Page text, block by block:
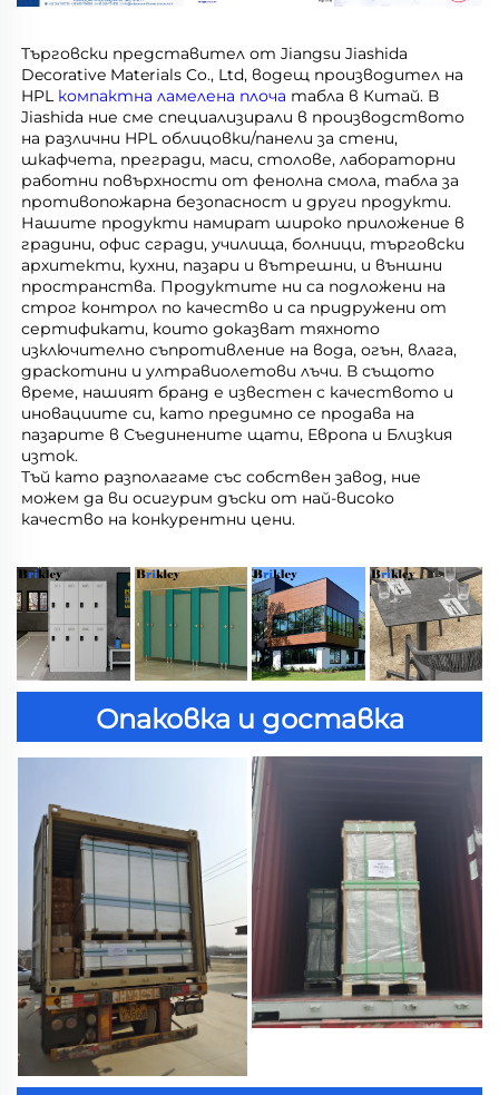
Търговски представител от Jiangsu Jiashida
Decorative Materials Co., Ltd, водещ производител на
HPL компактна ламелена плоча табла в Китай. В
Jiashida ние сме специализирали в производството
на различни HPL облицовки/панели за стени,
шкафчета, прегради, маси, столове, лабораторни
работни повърхности от фенолна смола, табла за
противопожарна безопасност и други продукти.
Нашите продукти намират широко приложение в
градини, офис сгради, училища, болници, търговски
архитекти, кухни, пазари и вътрешни, и външни
пространства. Продуктите ни са подложени на
строг контрол по качество и са придружени от
сертификати, които доказват тяхното
изключително съпротивление на вода, огън, влага,
драскотини и ултравиолетови лъчи. В същото
време, нашият бранд е известен с качеството и
иновациите си, като предимно се продава на
пазарите в Съединените щати, Европа и Близкия
изток.
Тъй като разполагаме със собствен завод, ние
можем да ви осигурим дъски от най-високо
качество на конкурентни цени.
Опаковка и доставка